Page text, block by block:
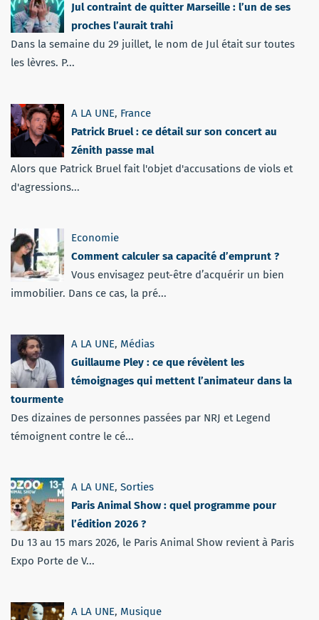
Jul contraint de quitter Marseille : l’un de ses
proches l’aurait trahi
Dans la semaine du 29 juillet, le nom de Jul était sur toutes
les lèvres. P...
A LA UNE, France
Patrick Bruel : ce détail sur son concert au
Zénith passe mal
Alors que Patrick Bruel fait l'objet d'accusations de viols et
d'agressions...
Economie
Comment calculer sa capacité d’emprunt ?
Vous envisagez peut-être d’acquérir un bien
immobilier. Dans ce cas, la pré...
A LA UNE, Médias
Guillaume Pley : ce que révèlent les
témoignages qui mettent l’animateur dans la
tourmente
Des dizaines de personnes passées par NRJ et Legend
témoignent contre le cé...
A LA UNE, Sorties
Paris Animal Show : quel programme pour
l’édition 2026 ?
Du 13 au 15 mars 2026, le Paris Animal Show revient à Paris
Expo Porte de V...
A LA UNE, Musique